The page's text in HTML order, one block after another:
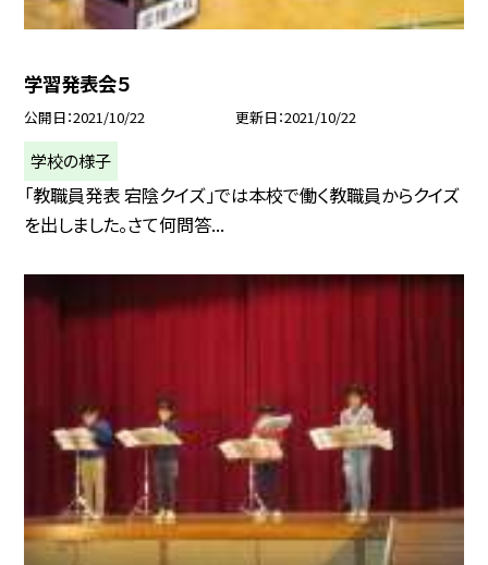
学習発表会５
公開日 2021/10/22 更新日 2021/10/22
学校の様子
「教職員発表 宕陰クイズ」では本校で働く教職員からクイズ
を出しました。さて何問答...